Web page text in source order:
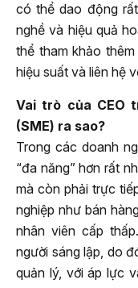
có thể dao động
nghề và hiệu quả
thể tham khảo
hiệu suất và liên hệ
Vai trò của CEO
(SME) ra sao?
Trong các doanh
“đa năng” hơn rất
mà còn phải trực
nghiệp như bán
nhân viên cấp
người sáng lập, do
quản lý, với áp lực